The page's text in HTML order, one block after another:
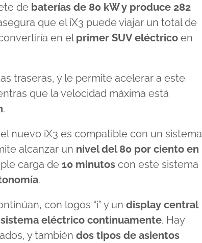
de baterías de 80 kW y produce 282
que el iX3 puede viajar un total de
en elprimer SUV eléctrico en
traseras, y le permite acelerar a este
que la velocidad máxima está
.
nuevo iX3 es compatible con un sistema
alcanzar un nivel del 80 por ciento en
carga de 10 minutos con este sistema
.
con logos “i” y un display central
eléctrico continuamente. Hay
y también dos tipos de asientos